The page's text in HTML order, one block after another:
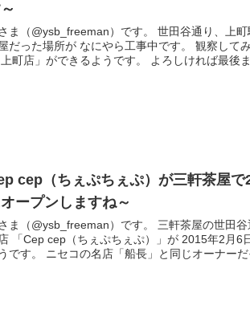
（@ysb_freeman）です。 世田谷通り、上町駅の近く。 前に黒
った場所が なにやら工事中です。 観察してみると 「タイガー
軒 上町店」ができるようです。 よろ
cep（ちぇぷちぇぷ）が三軒茶屋で
ープンしますね～
（@ysb_freeman）です。 三軒茶屋の世田谷通り沿いに 新しい
「Cep cep（ちぇぷちぇぷ）」が 2015年2月6
ようです。 ニセコの名店「船長」と同じオーナ